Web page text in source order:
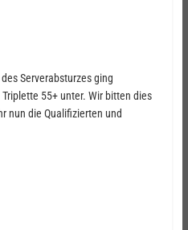
Serverabsturzes ging
55+ unter. Wir bitten dies
nun die Qualifizierten und